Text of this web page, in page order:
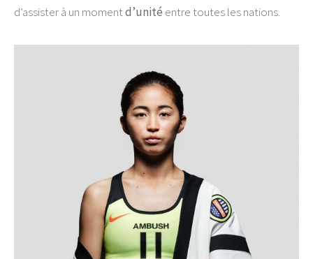
d’assister à un momentd’unité entre toutes les nations.